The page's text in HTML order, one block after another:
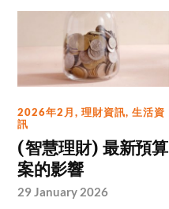
2026年2月,理財資訊,生活資
訊
(智慧理財) 最新預算
案的影響
29 January 2026